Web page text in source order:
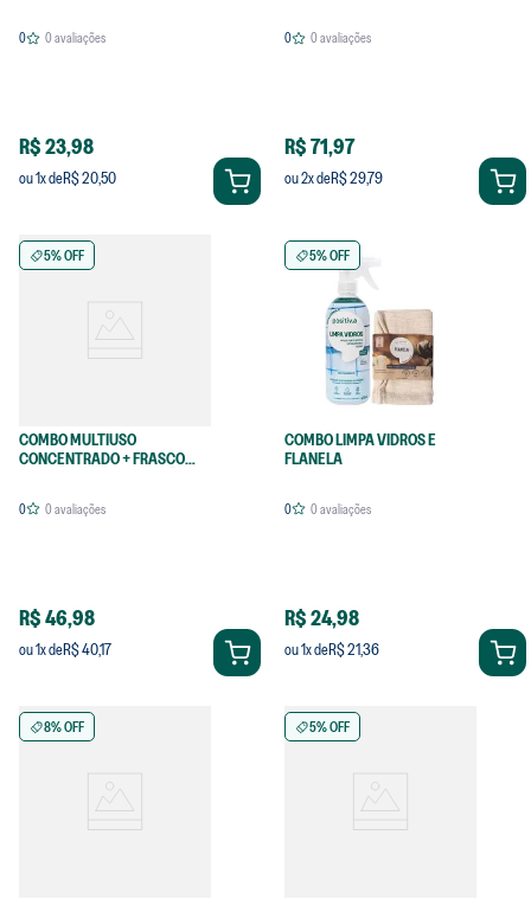
0 0avaliações
R$ 23,98
ou1x deR$ 20,50
0 0avaliações
R$ 71,97
ou2x deR$ 29,79
5% OFF
COMBO MULTIUSO
CONCENTRADO + FRASCO
0 0avaliações
R$ 46,98
ou1x deR$ 40,17
5% OFF
COMBO LIMPA VIDROS E
FLANELA
0 0avaliações
R$ 24,98
ou1x deR$ 21,36
8% OFF 5% OFF